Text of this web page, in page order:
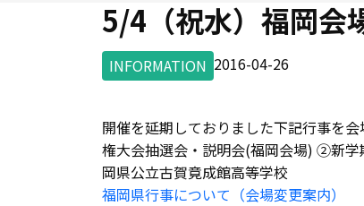
5/4（祝水）福岡会
INFORMATION 2016-04-26
開催を延期しておりました下記行事を
権大会抽選会・説明会(福岡会場) ②新
岡県公立古賀竟成館高等学校
福岡県行事について（会場変更案内）